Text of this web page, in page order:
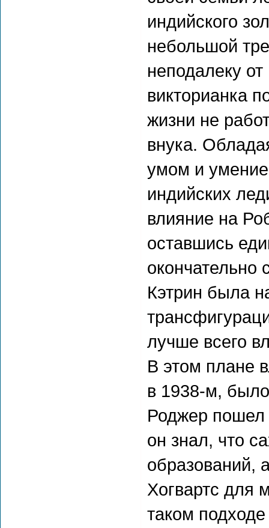
индийского
небольшой
неподалеку
викторианка
жизни не
внука.
умом и
индийских
влияние на
оставшись
окончательно
Кэтрин была
лучше всего
В этом плане
в 1938-м,
Роджер пошел
он знал, что
образований,
Хогвартс для
таком